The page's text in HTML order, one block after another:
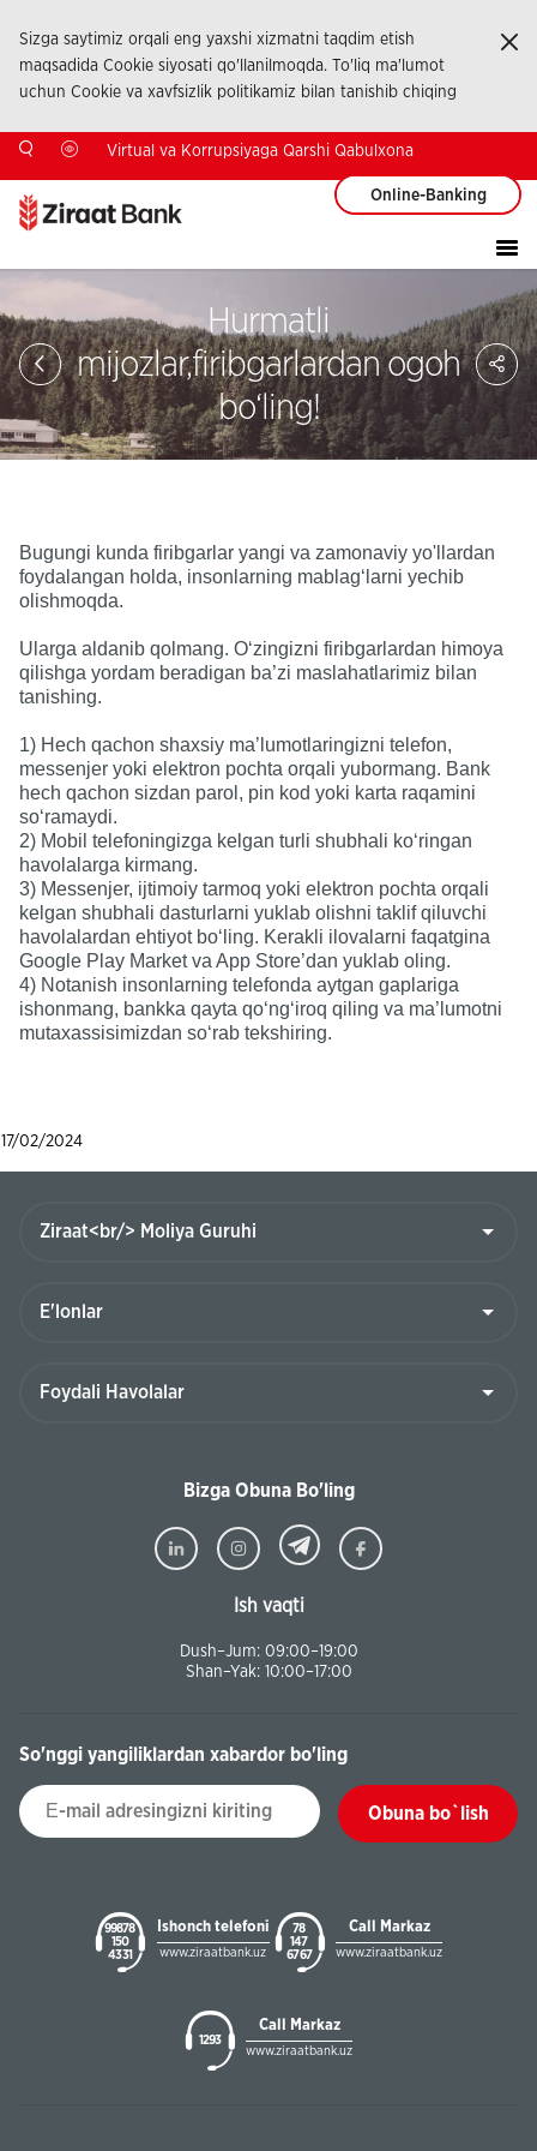
Sizga saytimiz orqali eng yaxshi xizmatni taqdim etish
maqsadida Cookie siyosati qo'llanilmoqda. To'liq ma'lumot
uchun Cookie va xavfsizlik politikamiz bilan tanishib chiqing
Virtual va Korrupsiyaga Qarshi Qabulxona
Online-Banking
Hurmatli
mijozlar,firibgarlardan ogoh
bo‘ling!
Bugungi kunda firibgarlar yangi va zamonaviy yo'llardan
foydalangan holda, insonlarning mablag‘larni yechib
olishmoqda.
Ularga aldanib qolmang. O‘zingizni firibgarlardan himoya
qilishga yordam beradigan ba’zi maslahatlarimiz bilan
tanishing.
1) Hech qachon shaxsiy ma’lumotlaringizni telefon,
messenjer yoki elektron pochta orqali yubormang. Bank
hech qachon sizdan parol, pin kod yoki karta raqamini
so‘ramaydi.
2) Mobil telefoningizga kelgan turli shubhali ko‘ringan
havolalarga kirmang.
3) Messenjer, ijtimoiy tarmoq yoki elektron pochta orqali
kelgan shubhali dasturlarni yuklab olishni taklif qiluvchi
havolalardan ehtiyot bo‘ling. Kerakli ilovalarni faqatgina
Google Play Market va App Store’dan yuklab oling.
4) Notanish insonlarning telefonda aytgan gaplariga
ishonmang, bankka qayta qo‘ng‘iroq qiling va ma’lumotni
mutaxassisimizdan so‘rab tekshiring.
17/02/2024
Bizga Obuna Bo'ling
Ish vaqti
Dush–Jum: 09:00–19:00
Shan–Yak: 10:00–17:00
So'nggi yangiliklardan xabardor bo'ling
Obuna bo`lish
99878
150
43 31
Ishonch telefoni
www.ziraatbank.uz
78
147
67 67
Call Markaz
www.ziraatbank.uz
1293
Call Markaz
www.ziraatbank.uz